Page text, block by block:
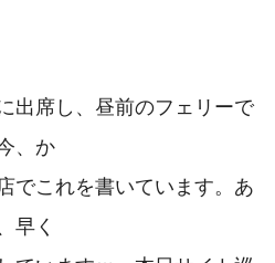
出席し、昼前のフェリーで
、か
でこれを書いています。あ
早く